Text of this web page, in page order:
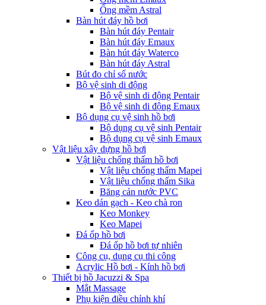
Ống mềm Astral
Bàn hút đáy hồ bơi
Bàn hút đáy Pentair
Bàn hút đáy Emaux
Bàn hút đáy Waterco
Bàn hút đáy Astral
Bút đo chỉ số nước
Bộ vệ sinh di động
Bộ vệ sinh di động Pentair
Bộ vệ sinh di động Emaux
Bộ dụng cụ vệ sinh hồ bơi
Bộ dụng cụ vệ sinh Pentair
Bộ dụng cụ vệ sinh Emaux
Vật liệu xây dựng hồ bơi
Vật liệu chống thấm hồ bơi
Vật liệu chống thấm Mapei
Vật liệu chống thấm Sika
Băng cản nước PVC
Keo dán gạch - Keo chà ron
Keo Monkey
Keo Mapei
Đá ốp hồ bơi
Đá ốp hồ bơi tự nhiên
Công cụ, dụng cụ thi công
Acrylic Hồ bơi - Kính hồ bơi
Thiết bị hồ Jacuzzi & Spa
Mắt Massage
Phụ kiện điều chỉnh khí